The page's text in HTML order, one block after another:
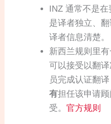
INZ 通常不是
是译者独立、
译者信息清楚。
新西兰规则里
可以接受以翻
员完成认证翻
有担任该申请
受。官方规则